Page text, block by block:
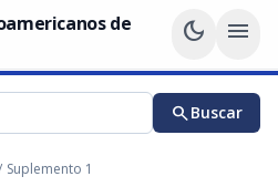
de
dark_mode menu
searchBuscar
Suplemento 1